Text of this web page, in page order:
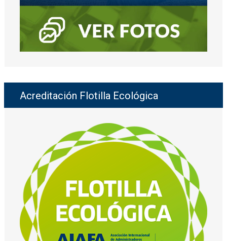
Acreditación Flotilla Ecológica